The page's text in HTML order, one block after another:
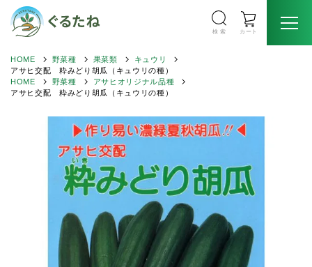
検 索 カート
HOME 野菜種 果菜類
キュウリ
アサヒ交配 粋みどり胡瓜（キュウリの種）
HOME
野菜種
アサヒオリジナル品種
アサヒ交配 粋みどり胡瓜（キュウリの種）